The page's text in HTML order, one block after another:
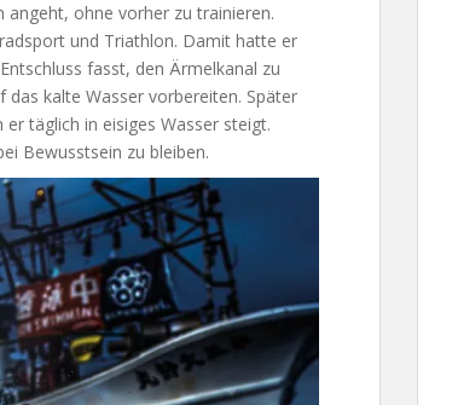
ohne vorher zu trainieren.
und Triathlon. Damit hatte er
fasst, den Ärmelkanal zu
kalte Wasser vorbereiten. Später
täglich in eisiges Wasser steigt.
Bewusstsein zu bleiben.